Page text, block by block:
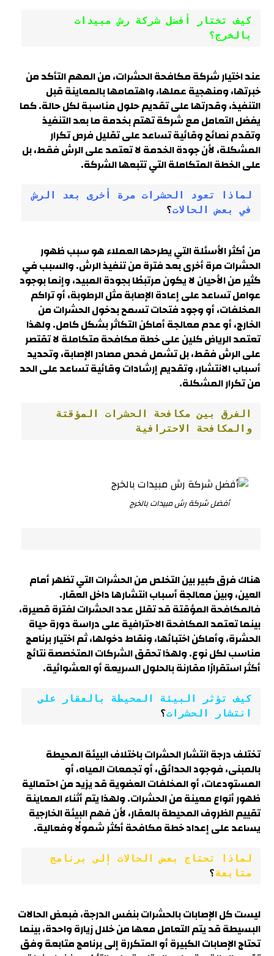
بالخرج؟
عند اختيار شركة مكافحة الحشرات، من المهم التأكد من
خبرتها، ومنهجية عملها، واهتمامها بالمعاينة قبل
التنفيذ، وقدرتها على تقديم حلول مناسبة لكل حالة. كما
يفضل التعامل مع شركة تهتم بخدمة ما بعد التنفيذ
وتقدم نصائح وقائية تساعد على تقليل فرص تكرار
المشكلة، لأن جودة الخدمة لا تعتمد على الرش فقط، بل
على الخطة المتكاملة التي تتبعها الشركة.
لماذا تعود الحشرات مرة أخرى بعد الرش
في بعض الحالات؟
من أكثر الأسئلة التي يطرحها العملاء هو سبب ظهور
الحشرات مرة أخرى بعد فترة من تنفيذ الرش. والسبب في
كثير من الأحيان لا يكون مرتبطًا بجودة المبيد، وإنما بوجود
عوامل تساعد على إعادة الإصابة مثل الرطوبة، أو تراكم
المخلفات، أو وجود فتحات تسمح بدخول الحشرات من
الخارج، أو عدم معالجة أماكن التكاثر بشكل كامل. ولهذا
تعتمد الرياض كلين على خطة مكافحة متكاملة لا تقتصر
على الرش فقط، بل تشمل فحص مصادر الإصابة، وتحديد
أسباب الانتشار، وتقديم إرشادات وقائية تساعد على الحد
من تكرار المشكلة.
والمكافحة الاحترافية
أفضل شركة رش مبيدات بالخرج
هناك فرق كبير بين التخلص من الحشرات التي تظهر أمام
العين، وبين معالجة أسباب انتشارها داخل العقار.
فالمكافحة المؤقتة قد تقلل عدد الحشرات لفترة قصيرة،
بينما تعتمد المكافحة الاحترافية على دراسة دورة حياة
الحشرة، وأماكن اختبائها، ونقاط دخولها، ثم اختيار برنامج
مناسب لكل نوع. ولهذا تحقق الشركات المتخصصة نتائج
أكثر استقرارًا مقارنة بالحلول السريعة أو العشوائية.
كيف تؤثر البيئة المحيطة بالعقار على
انتشار الحشرات؟
تختلف درجة انتشار الحشرات باختلاف البيئة المحيطة
بالمبنى، فوجود الحدائق، أو تجمعات المياه، أو
المستودعات، أو المخلفات العضوية قد يزيد من احتمالية
ظهور أنواع معينة من الحشرات. ولهذا يتم أثناء المعاينة
تقييم الظروف المحيطة بالعقار، لأن فهم البيئة الخارجية
يساعد على إعداد خطة مكافحة أكثر شمولًا وفعالية.
متابعة؟
ليست كل الإصابات بالحشرات بنفس الدرجة، فبعض الحالات
البسيطة قد يتم التعامل معها من خلال زيارة واحدة، بينما
تحتاج الإصابات الكبيرة أو المتكررة إلى برنامج متابعة وفق